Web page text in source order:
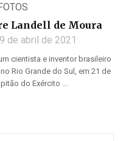
Landell de Moura
de abril de 2021
cientista e inventor brasileiro
Rio Grande do Sul, em 21 de
do Exército ...